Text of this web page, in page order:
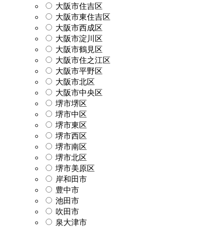
大阪市住吉区
大阪市東住吉区
大阪市西成区
大阪市淀川区
大阪市鶴見区
大阪市住之江区
大阪市平野区
大阪市北区
大阪市中央区
堺市堺区
堺市中区
堺市東区
堺市西区
堺市南区
堺市北区
堺市美原区
岸和田市
豊中市
池田市
吹田市
泉大津市